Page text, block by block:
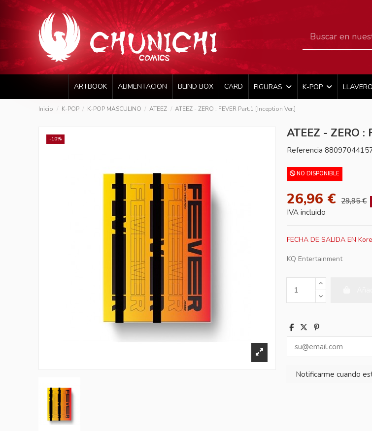
ARTBOOK ALIMENTACION BLIND BOX CARD FIGURAS K-POP
Inicio K-POP K-POP MASCULINO ATEEZ ATEEZ - ZERO : FEVER Part.1 [Inception Ver.]
-10% ATEEZ - ZERO
Referencia
NO DISPONIBLE
26,96 € 29,95 €
IVA incluido
FECHA DE SALIDA EN
KQ Entertainment